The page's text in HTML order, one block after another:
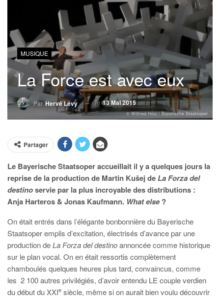
MUSIQUE
La Force est avec eux
ParHervé Lévy le13 Mai 2015
© Wilfried Hösl / Bayerische Staatsoper
Partager
Le Bayerische Staatsoper accueillait il y a quelques jours la
reprise de la production de Martin Kušej deLa Forza del
destinoservie par la plus incroyable des distributions :
Anja Harteros & Jonas Kaufmann. What else?
On était entrés dans l’élégante bonbonnière du Bayerische
Staatsoper emplis d’excitation, électrisés d’avance par une
production deLa Forza del destinoannoncée comme historique
sur le plan vocal. On en était ressortis complètement
chamboulés quelques heures plus tard, convaincus, comme
les 2 100 autres privilégiés, d’avoir entendu LE couple verdien
du début du XXIe siècle, même si on aurait bien voulu découvrir